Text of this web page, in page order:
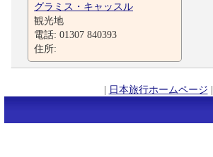
グラミス・キャッスル
観光地
電話: 01307 840393
住所:
| 日本旅行ホームページ |